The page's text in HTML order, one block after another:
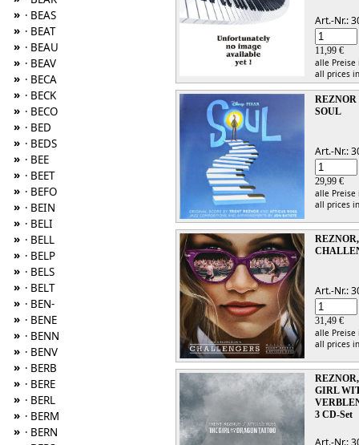
» · BEAS
» · BEAT
» · BEAU
» · BEAV
» · BECA
» · BECK
» · BECO
» · BED
» · BEDS
» · BEE
» · BEET
» · BEFO
» · BEIN
» · BELI
» · BELL
» · BELP
» · BELS
» · BELT
» · BEN-
» · BENE
» · BENN
» · BENV
» · BERB
» · BERE
» · BERL
» · BERM
» · BERN
Art.-Nr.:
11,99 €
alle
all prices
REZNOR
SOUL
Art.-Nr.:
29,99 €
alle
all prices
Art.-Nr.:
31,49 €
alle
all prices
GIRL
3 CD-Set
Art.-Nr.: